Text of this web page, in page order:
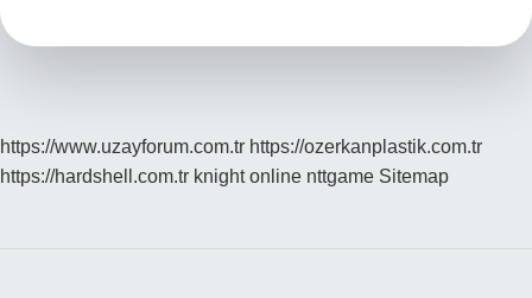
https://www.uzayforum.com.tr https://ozerkanplastik.com.tr
https://hardshell.com.tr knight online nttgame Sitemap